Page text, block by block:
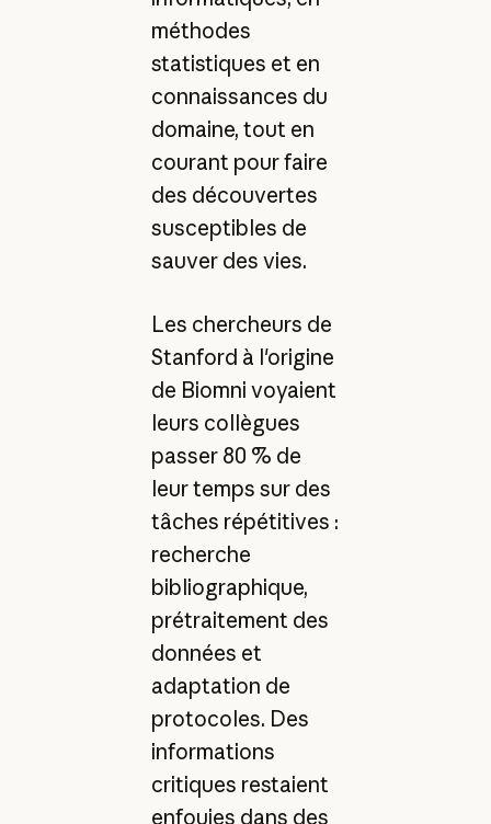
méthodes
statistiques et en
connaissances du
domaine, tout en
courant pour faire
des découvertes
susceptibles de
sauver des vies.
Les chercheurs de
Stanford à l'origine
de Biomni voyaient
leurs collègues
passer 80 % de
leur temps sur des
tâches répétitives :
recherche
bibliographique,
prétraitement des
données et
adaptation de
protocoles. Des
informations
critiques restaient
enfouies dans des